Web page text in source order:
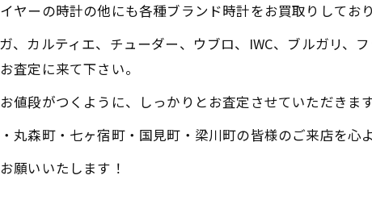
ヤーの時計の他にも各種ブランド時計をお買取りしており
、カルティエ、チューダー、ウブロ、IWC、ブルガリ、
査定に来て下さい。
段がつくように、しっかりとお査定させていただきます
丸森町・七ヶ宿町・国見町・梁川町の皆様のご来店を心
願いいたします！